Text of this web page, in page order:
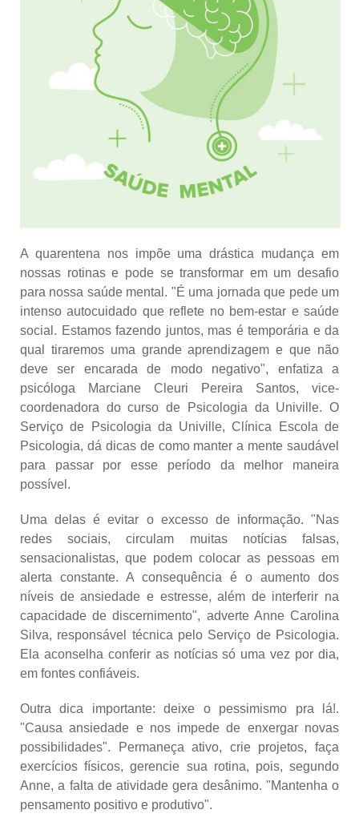
A quarentena nos impõe uma drástica mudança em
nossas rotinas e pode se transformar em um desafio
para nossa saúde mental. "É uma jornada que pede um
intenso autocuidado que reflete no bem-estar e saúde
social. Estamos fazendo juntos, mas é temporária e da
qual tiraremos uma grande aprendizagem e que não
deve ser encarada de modo negativo", enfatiza a
psicóloga Marciane Cleuri Pereira Santos, vice-
coordenadora do curso de Psicologia da Univille. O
Serviço de Psicologia da Univille, Clínica Escola de
Psicologia, dá dicas de como manter a mente saudável
para passar por esse período da melhor maneira
possível.
Uma delas é evitar o excesso de informação. "Nas
redes sociais, circulam muitas notícias falsas,
sensacionalistas, que podem colocar as pessoas em
alerta constante. A consequência é o aumento dos
níveis de ansiedade e estresse, além de interferir na
capacidade de discernimento", adverte Anne Carolina
Silva, responsável técnica pelo Serviço de Psicologia.
Ela aconselha conferir as notícias só uma vez por dia,
em fontes confiáveis.
Outra dica importante: deixe o pessimismo pra lá!.
"Causa ansiedade e nos impede de enxergar novas
possibilidades". Permaneça ativo, crie projetos, faça
exercícios físicos, gerencie sua rotina, pois, segundo
Anne, a falta de atividade gera desânimo. "Mantenha o
pensamento positivo e produtivo".